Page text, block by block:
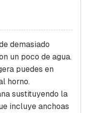
demasiado
un poco de agua.
puedes en
horno.
sustituyendo la
incluye anchoas